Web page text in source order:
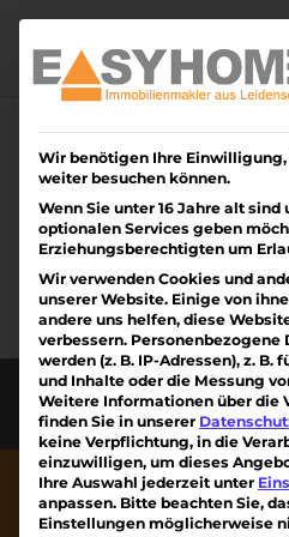
content
Keine
gefunden
Die angefragte Seite
werden. Verfeinern Sie
verwenden Sie die
Beitrag zu finden.
Diese Webseite wurde
am
Wir benötigen Ihre Einwilligung,
weiter besuchen können.
Wenn Sie unter 16 Jahre alt
optionalen Services geben
Erziehungsberechtigten um
Wir verwenden Cookies und
unserer Website. Einige von
andere uns helfen, diese
verbessern. Personenbezogene
werden (z. B. IP-Adressen), z.
und Inhalte oder die Messung
Weitere Informationen über die
finden Sie in unserer
keine Verpflichtung, in die
einzuwilligen, um dieses
Ihre Auswahl jederzeit unter
anpassen. Bitte beachten Sie,
Einstellungen möglicherweise